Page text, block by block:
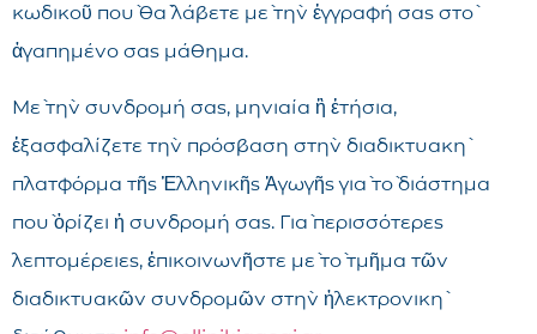
κωδικοῦ ποὺ θὰ λάβετε μὲ τὴν ἐγγραφή σας στὸ
ἀγαπημένο σας μάθημα.
Μὲ τὴν συνδρομή σας, μηνιαία ἢ ἐτήσια,
ἐξασφαλίζετε τὴν πρόσβαση στὴν διαδικτυακὴ
πλατφόρμα τῆς Ἑλληνικῆς Ἀγωγῆς γιὰ τὸ διάστημα
ποὺ ὁρίζει ἡ συνδρομή σας. Γιὰ περισσότερες
λεπτομέρειες, ἐπικοινωνῆστε μὲ τὸ τμῆμα τῶν
διαδικτυακῶν συνδρομῶν στὴν ἠλεκτρονικὴ